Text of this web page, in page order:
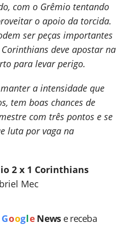
com o Grêmio tentando
o apoio da torcida.
ser peças importantes
deve apostar na
para levar perigo.
a intensidade que
tem boas chances de
com três pontos e se
luta por vaga na
2 x 1 Corinthians
Mec
Goog le News e receba